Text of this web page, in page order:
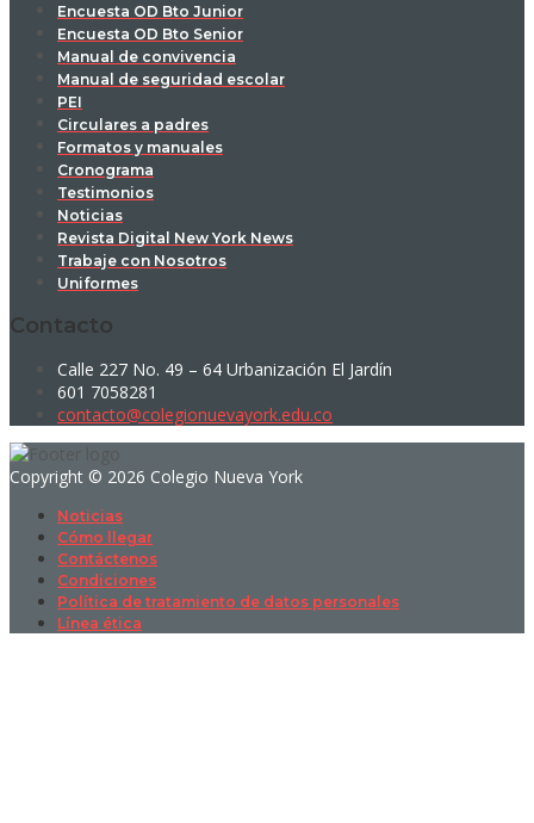
Encuesta OD Bto Junior
Encuesta OD Bto Senior
Manual de convivencia
Manual de seguridad escolar
PEI
Circulares a padres
Formatos y manuales
Cronograma
Testimonios
Noticias
Revista Digital New York News
Trabaje con Nosotros
Uniformes
Contacto
Calle 227 No. 49 – 64 Urbanización El Jardín
601 7058281
contacto@colegionuevayork.edu.co
Copyright © 2026 Colegio Nueva York
Noticias
Cómo llegar
Contáctenos
Condiciones
Política de tratamiento de datos personales
Línea ética